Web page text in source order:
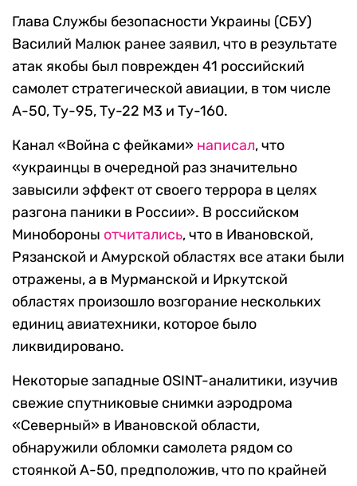
Глава Службы безопасности Украины (СБУ)
Василий Малюк ранее заявил, что в результате
атак якобы был поврежден 41 российский
самолет стратегической авиации, в том числе
А-50, Ту-95, Ту-22 М3 и Ту-160.
Канал «Война с фейками» написал, что
«украинцы в очередной раз значительно
завысили эффект от своего террора в целях
разгона паники в России». В российском
Минобороны отчитались, что в Ивановской,
Рязанской и Амурской областях все атаки были
отражены, а в Мурманской и Иркутской
областях произошло возгорание нескольких
единиц авиатехники, которое было
ликвидировано.
Некоторые западные OSINT-аналитики, изучив
свежие спутниковые снимки аэродрома
«Северный» в Ивановской области,
обнаружили обломки самолета рядом со
стоянкой А-50, предположив, что по крайней